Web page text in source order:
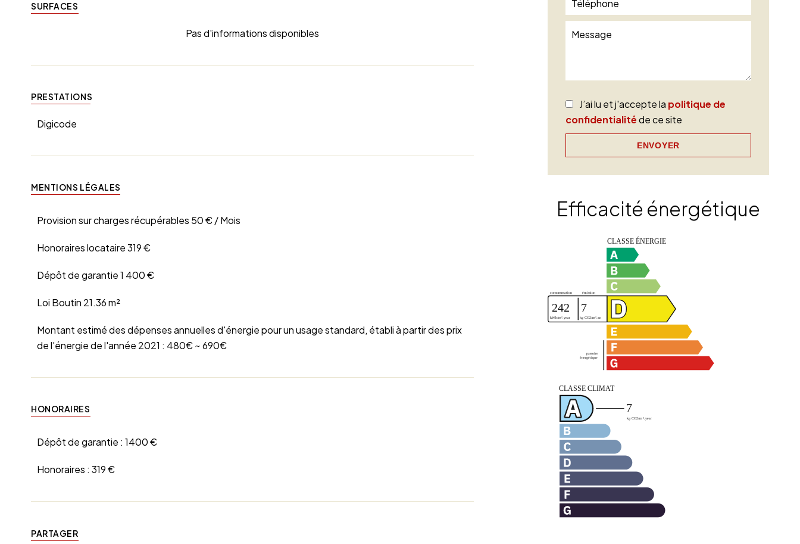
SURFACES
Pas d'informations disponibles
PRESTATIONS
Digicode
MENTIONS LÉGALES
Provision sur charges récupérables 50 € / Mois
Honoraires locataire319 €
Dépôt de garantie1 400 €
Loi Boutin 21.36 m²
Montant estimé des dépenses annuelles d'énergie pour un usage standard, établi à partir des prix
de l'énergie de l'année 2021 : 480€ ~ 690€
HONORAIRES
Dépôt de garantie : 1400 €
Honoraires : 319 €
PARTAGER
J’ai lu et j'accepte la politique de
confidentialitéde ce site
ENVOYER
Efficacité énergétique